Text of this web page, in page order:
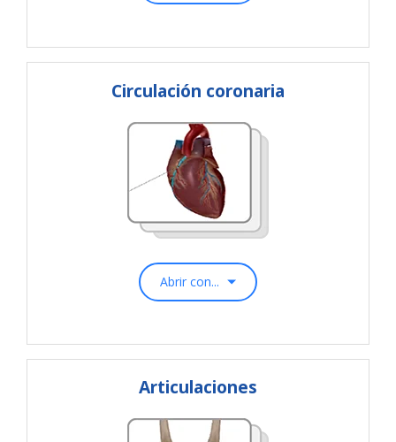
Circulación coronaria
Abrir con...
Articulaciones